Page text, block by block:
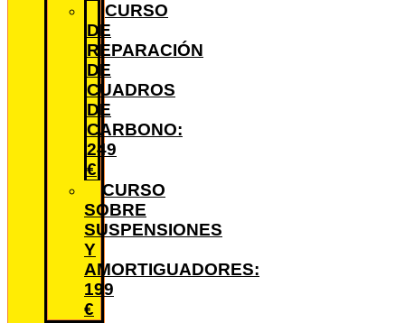
CURSO
DE
REPARACIÓN
DE
CUADROS
DE
CARBONO:
249
€
CURSO
SOBRE
SUSPENSIONES
Y
AMORTIGUADORES:
199
€